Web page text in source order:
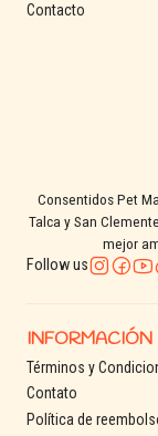
Contacto
Consentidos Pet
Talca y San
mejor
Follow us
INFORMACIÓN
Términos y
Contato
Política de